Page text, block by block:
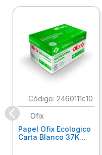
: 2460111c10
Ofix
Papel Ofix Ecologico
Carta Blanco 37K